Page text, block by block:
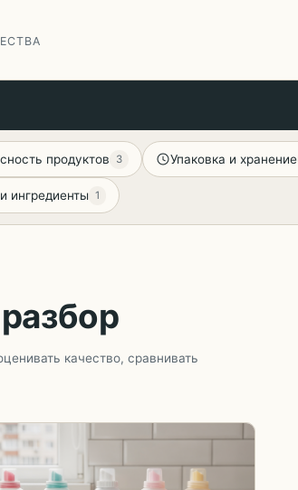
продуктов 3 Упаковка и хранение
ингредиенты 1
качество, сравнивать